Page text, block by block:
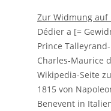
Zur Widmung auf
Dédier a [=
Prince
Charles-Maurice
Wikipedia-Seite zu
1815 von
Benevent in